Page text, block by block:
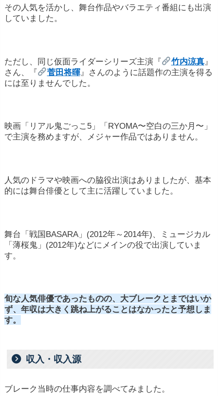
その人気を活かし、舞台作品やバラエティ番組にも出演
していました。
ただし、同じ仮面ライダーシリーズ主演『 竹内涼真』
さん、『
菅田将暉』さんのように話題作の主演を得る
には至りませんでした。
映画「リアル鬼ごっこ5」「RYOMA〜空白の三か月〜」
で主演を務めますが、メジャー作品ではありません。
人気のドラマや映画への脇役出演はありましたが、基本
的には舞台俳優として主に活躍していました。
舞台「戦国BASARA」(2012年～2014年)、ミュージカル
「薄桜鬼」(2012年)などにメインの役で出演していま
す。
旬な人気俳優であったものの、大ブレークとまではいか
ず、年収は大きく跳ね上がることはなかったと予想しま
す。
収入・収入源
ブレーク当時の仕事内容を調べてみました。